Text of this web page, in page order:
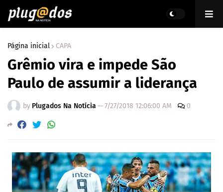
Página inicial CAPA
Grêmio vira e impede São
Paulo de assumir a liderança
by Plugados Na Notícia —7/27/2018 12:06:00 AM 0